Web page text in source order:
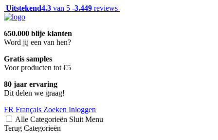
Uitstekend4.3 van 5 -3.449 reviews
650.000 blije klanten
Word jij een van hen?
Gratis samples
Voor producten tot €5
80 jaar ervaring
Dit delen we graag!
FR Français Zoeken Inloggen
Alle Categorieën Sluit Menu
Terug Categorieën